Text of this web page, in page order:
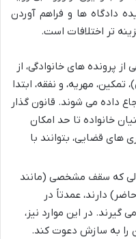
دادگاه ها و فراهم آوردن
تر اختلافات است.
پرونده های خانوادگی، از
مهریه، و نفقه، ابتدا
داده می شوند. قانون گذار
خانواده تا حد امکان
قضایی، بتوانند با
که سقف مشخصی (مانند
دارند، عمدتاً در
در این موارد نیز،
را به سازش دعوت کند.